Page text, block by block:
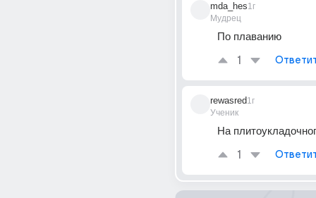
mda_hes
Мудрец
1г
По плаванию
1
rewasred
Ученик
1г
На
1